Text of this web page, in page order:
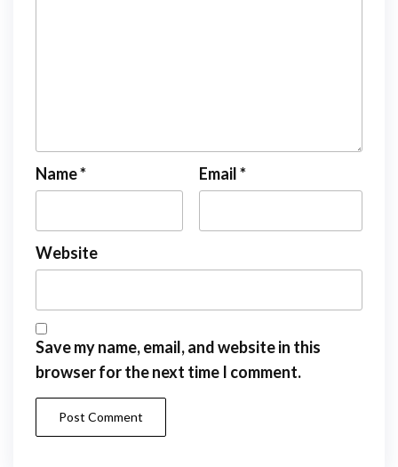
Name* Email*
Website
Save my name, email, and website in this
browser for the next time I comment.